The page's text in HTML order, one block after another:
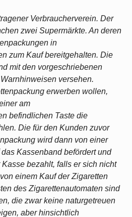
Verbraucherverein. Der
zwei Supermärkte. An deren
in
zum Kauf bereitgehalten. Die
mit den vorgeschriebenen
versehen.
erwerben wollen,
am
befindlichen Taste die
Die für den Kunden zuvor
wird dann von einer
Kassenband befördert und
bezahlt, falls er sich nicht
einem Kauf der Zigaretten
des Zigarettenautomaten sind
die zwar keine naturgetreuen
aber hinsichtlich